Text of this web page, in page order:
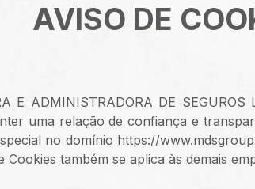
AVISO DE
E ADMINISTRADORA DE SEGUROS
uma relação de confiança e
no domínio https://
Cookies também se aplica às demais